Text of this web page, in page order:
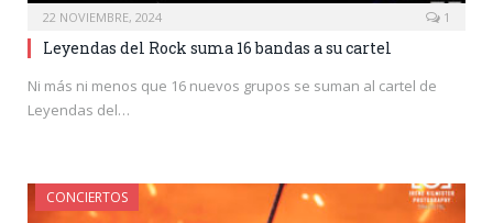
22 NOVIEMBRE, 2024 1
Leyendas del Rock suma 16 bandas a su cartel
Ni más ni menos que 16 nuevos grupos se suman al cartel de
Leyendas del…
CONCIERTOS